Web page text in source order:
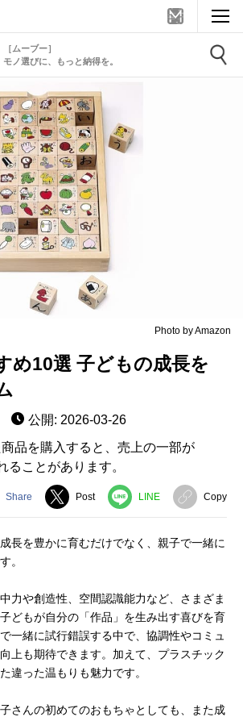
［ムーブー］
モノ選びに、もっと納得を。
Photo by Amazon
め10選 子どもの成長を
公開: 2026-03-26
品を購入すると、売上の一部が
ることがあります。
Share Post LINE Copy
長を豊かに育むだけでなく、親子で一緒に
。
力や創造性、空間認識能力など、さまざま
どもが自分の「作品」を生み出す喜びを育
一緒に試行錯誤する中で、協調性やコミュ
上も期待できます。加えて、プラスチック
違った温もりも魅力です。
さんの初めてのおもちゃとしても、また成